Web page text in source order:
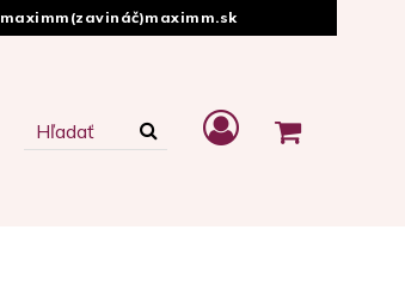
maximm(zavináč)maximm.sk